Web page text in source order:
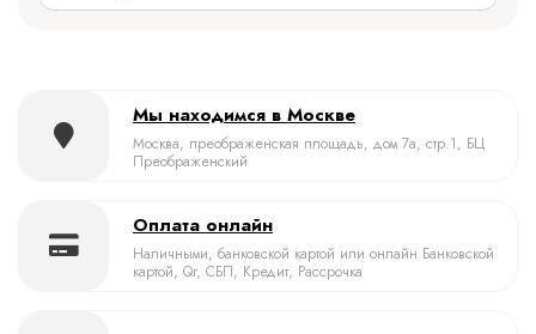
Мы находимся в Москве
Москва, преображенская площадь, дом 7а, стр.1, БЦ
Преображенский
Оплата онлайн
Наличными, банковской картой или онлайн Банковской
картой, Qr, СБП, Кредит, Рассрочка